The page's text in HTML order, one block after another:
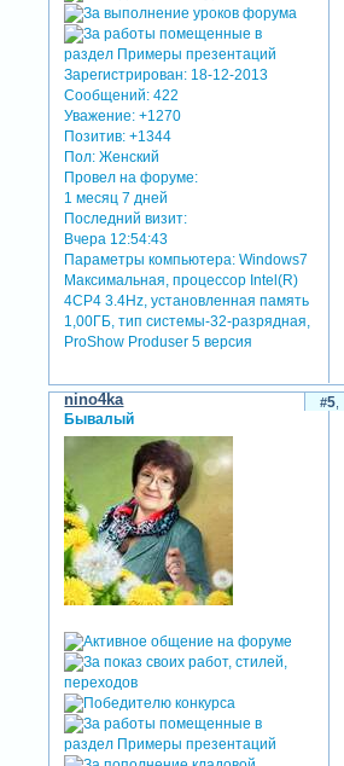
Зарегистрирован: 18-12-2013
Сообщений: 422
Уважение: +1270
Позитив: +1344
Пол: Женский
Провел на форуме:
1 месяц 7 дней
Последний визит:
Вчера 12:54:43
Параметры компьютера: Windows7
Максимальная, процессор Intel(R)
4CP4 3.4Hz, установленная память
1,00ГБ, тип системы-32-разрядная,
ProShow Produser 5 версия
5
nino4ka
Бывалый